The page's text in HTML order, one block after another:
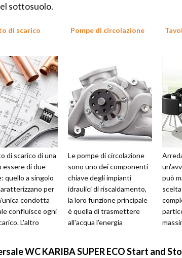
sottosuolo.
di scarico
di scarico di una
essere di due
quello a singolo
per
condotta
confluisce ogni
L'altro
Pompe di circolazione
Le pompe di circolazione
sono uno dei componenti
chiave degli impianti
idraulici di riscaldamento,
la loro funzione principale
è quella di trasmettere
all'acqua l'energia
può
WC KARIBA SUPER ECO Start and